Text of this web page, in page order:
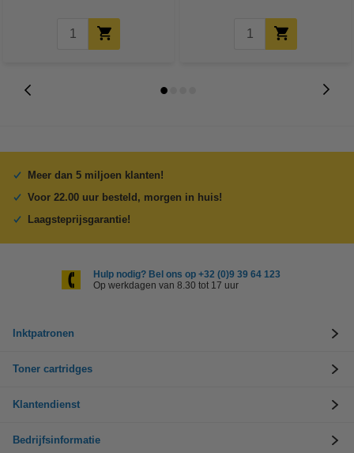
Meer dan 5 miljoen klanten!
Voor 22.00 uur besteld, morgen in huis!
Laagsteprijsgarantie!
Hulp nodig? Bel ons op +32 (0)9 39 64 123
Op werkdagen van 8.30 tot 17 uur
Inktpatronen
Toner cartridges
Klantendienst
Bedrijfsinformatie